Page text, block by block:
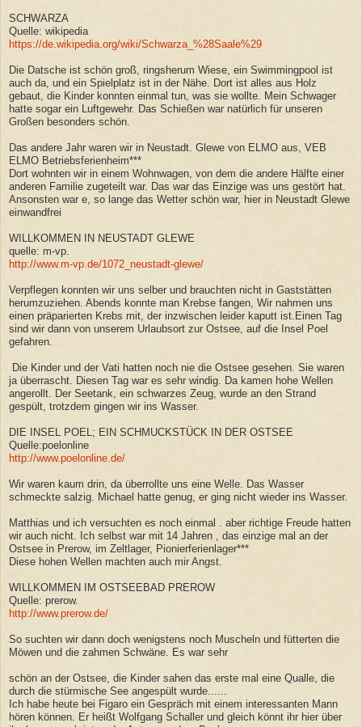
SCHWARZA
Quelle: wikipedia
https://de.wikipedia.org/wiki/Schwarza_%28Saale%29
Die Datsche ist schön groß, ringsherum Wiese, ein Swimmingpool ist
auch da, und ein Spielplatz ist in der Nähe. Dort ist alles aus Holz
gebaut, die Kinder konnten einmal tun, was sie wollte. Mein Schwager
hatte sogar ein Luftgewehr. Das Schießen war natürlich für unseren
Großen besonders schön.
Das andere Jahr waren wir in Neustadt. Glewe von ELMO aus, VEB
ELMO Betriebsferienheim***
Dort wohnten wir in einem Wohnwagen, von dem die andere Hälfte einer
anderen Familie zugeteilt war. Das war das Einzige was uns gestört hat.
Ansonsten war e, so lange das Wetter schön war, hier in Neustadt Glewe
einwandfrei
WILLKOMMEN IN NEUSTADT GLEWE
quelle: m-vp.
http://www.m-vp.de/1072_neustadt-glewe/
Verpflegen konnten wir uns selber und brauchten nicht in Gaststätten
herumzuziehen. Abends konnte man Krebse fangen, Wir nahmen uns
einen präparierten Krebs mit, der inzwischen leider kaputt ist.Einen Tag
sind wir dann von unserem Urlaubsort zur Ostsee, auf die Insel Poel
gefahren.
Die Kinder und der Vati hatten noch nie die Ostsee gesehen. Sie waren
ja überrascht. Diesen Tag war es sehr windig. Da kamen hohe Wellen
angerollt. Der Seetank, ein schwarzes Zeug, wurde an den Strand
gespült, trotzdem gingen wir ins Wasser.
DIE INSEL POEL; EIN SCHMUCKSTÜCK IN DER OSTSEE
Quelle:poelonline
http://www.poelonline.de/
Wir waren kaum drin, da überrollte uns eine Welle. Das Wasser
schmeckte salzig. Michael hatte genug, er ging nicht wieder ins Wasser.
Matthias und ich versuchten es noch einmal . aber richtige Freude hatten
wir auch nicht. Ich selbst war mit 14 Jahren , das einzige mal an der
Ostsee in Prerow, im Zeltlager, Pionierferienlager***
Diese hohen Wellen machten auch mir Angst.
WILLKOMMEN IM OSTSEEBAD PREROW
Quelle: prerow.
http://www.prerow.de/
So suchten wir dann doch wenigstens noch Muscheln und fütterten die
Möwen und die zahmen Schwäne. Es war sehr
schön an der Ostsee, die Kinder sahen das erste mal eine Qualle, die
durch die stürmische See angespült wurde......
Ich habe heute bei Figaro ein Gespräch mit einem interessanten Mann
hören können. Er heißt Wolfgang Schaller und gleich könnt ihr hier über